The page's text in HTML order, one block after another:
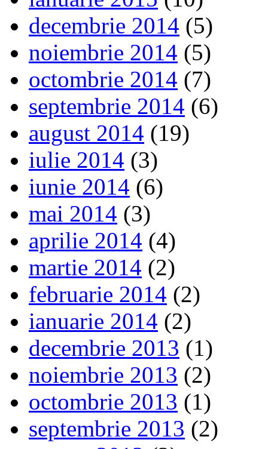
decembrie 2014 (5)
noiembrie 2014 (5)
octombrie 2014 (7)
septembrie 2014 (6)
august 2014 (19)
iulie 2014 (3)
iunie 2014 (6)
mai 2014 (3)
aprilie 2014 (4)
martie 2014 (2)
februarie 2014 (2)
ianuarie 2014 (2)
decembrie 2013 (1)
noiembrie 2013 (2)
octombrie 2013 (1)
septembrie 2013 (2)